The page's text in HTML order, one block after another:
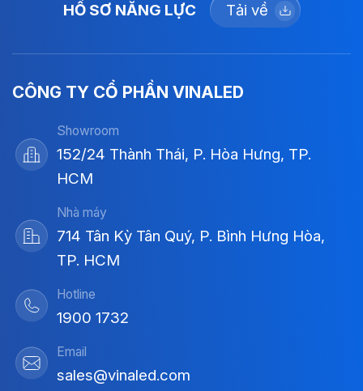
HỒ SƠ NĂNG LỰC Tải về
CÔNG TY CỔ PHẦN VINALED
Showroom
152/24 Thành Thái, P. Hòa Hưng, TP.
HCM
Nhà máy
714 Tân Kỳ Tân Quý, P. Bình Hưng Hòa,
TP. HCM
Hotline
1900 1732
Email
sales@vinaled.com